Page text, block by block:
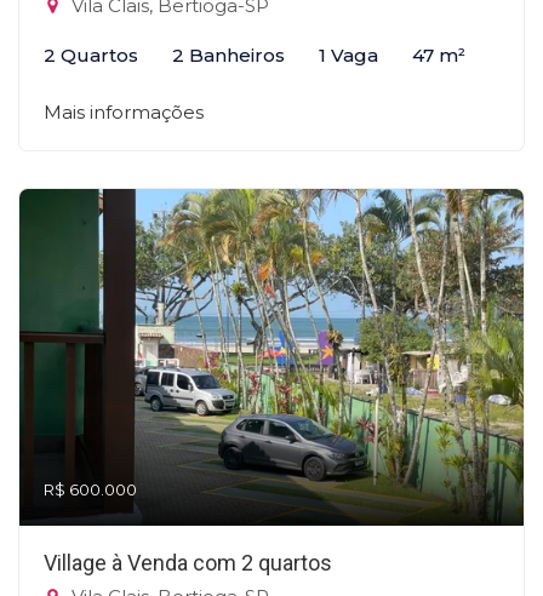
Vila Clais, Bertioga-SP
2 Quartos 2 Banheiros 1 Vaga 47 m²
Mais informações
R$ 600.000
Village à Venda com 2 quartos